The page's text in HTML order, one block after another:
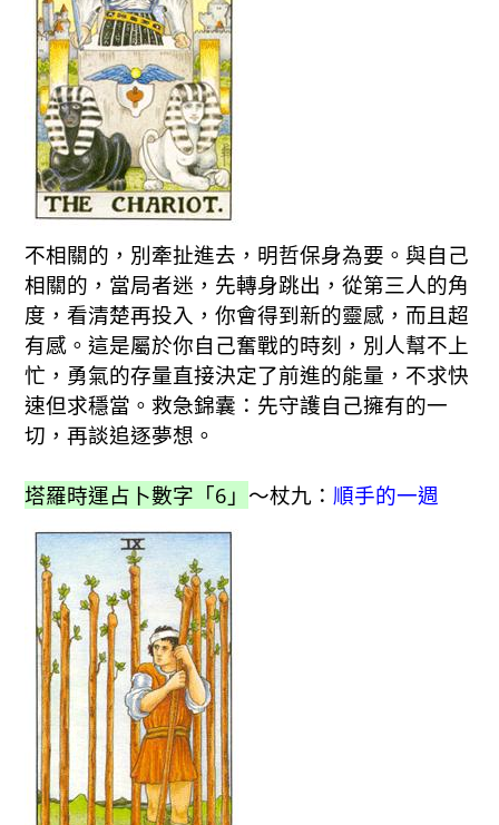
不相關的，別牽扯進去，明哲保身為要。與自己
相關的，當局者迷，先轉身跳出，從第三人的角
度，看清楚再投入，你會得到新的靈感，而且超
有感。這是屬於你自己奮戰的時刻，別人幫不上
忙，勇氣的存量直接決定了前進的能量，不求快
速但求穩當。救急錦囊：先守護自己擁有的一
切，再談追逐夢想。
塔羅時運占卜數字「6」 ～杖九： 順手的一週